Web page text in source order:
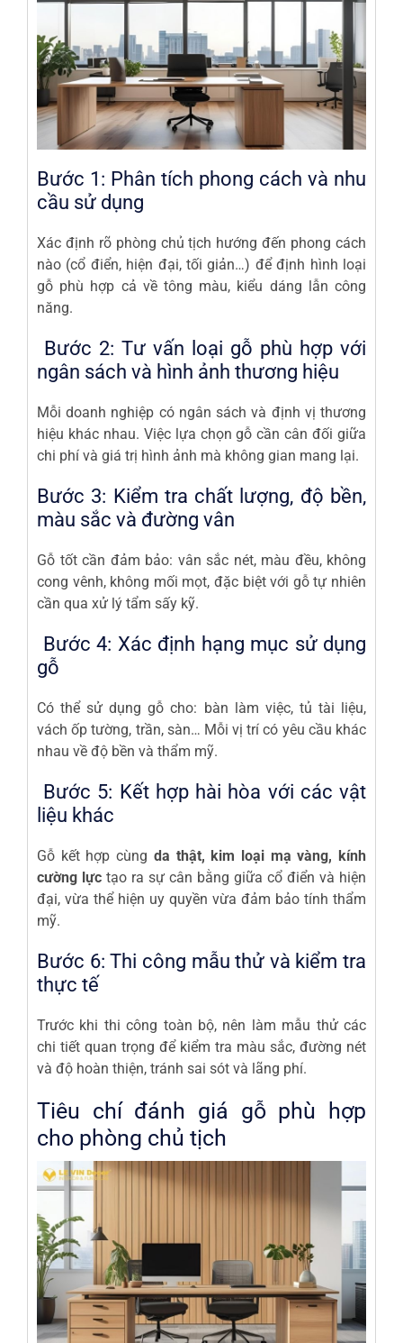
Bước 1: Phân tích phong cách và nhu
cầu sử dụng
Xác định rõ phòng chủ tịch hướng đến phong cách
nào (cổ điển, hiện đại, tối giản…) để định hình loại
gỗ phù hợp cả về tông màu, kiểu dáng lẫn công
năng.
Bước 2: Tư vấn loại gỗ phù hợp với
ngân sách và hình ảnh thương hiệu
Mỗi doanh nghiệp có ngân sách và định vị thương
hiệu khác nhau. Việc lựa chọn gỗ cần cân đối giữa
chi phí và giá trị hình ảnh mà không gian mang lại.
Bước 3: Kiểm tra chất lượng, độ bền,
màu sắc và đường vân
Gỗ tốt cần đảm bảo: vân sắc nét, màu đều, không
cong vênh, không mối mọt, đặc biệt với gỗ tự nhiên
cần qua xử lý tẩm sấy kỹ.
Bước 4: Xác định hạng mục sử dụng
gỗ
Có thể sử dụng gỗ cho: bàn làm việc, tủ tài liệu,
vách ốp tường, trần, sàn… Mỗi vị trí có yêu cầu khác
nhau về độ bền và thẩm mỹ.
Bước 5: Kết hợp hài hòa với các vật
liệu khác
Gỗ kết hợp cùng da thật, kim loại mạ vàng, kính
cường lực tạo ra sự cân bằng giữa cổ điển và hiện
đại, vừa thể hiện uy quyền vừa đảm bảo tính thẩm
mỹ.
Bước 6: Thi công mẫu thử và kiểm tra
thực tế
Trước khi thi công toàn bộ, nên làm mẫu thử các
chi tiết quan trọng để kiểm tra màu sắc, đường nét
và độ hoàn thiện, tránh sai sót và lãng phí.
Tiêu chí đánh giá gỗ phù hợp
cho phòng chủ tịch